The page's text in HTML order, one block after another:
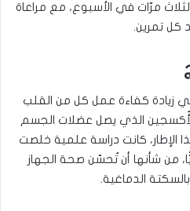
مرّات في الأسبوع، مع مراعاة
كل تمرين.
زيادة كفاءة عمل كل من القلب
الأُكسجين الذي يصل عضلات الجسم
الإطار، كانت دراسة علمية خلصت
من شأنها أن تُحسّن صحة الجهاز
الدماغية.